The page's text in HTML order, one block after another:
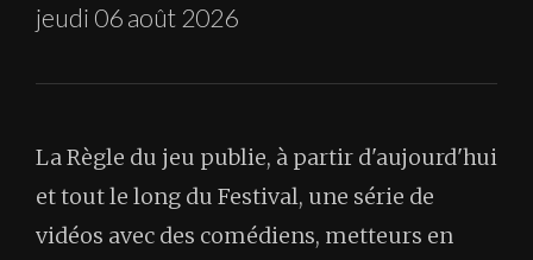
jeudi 06 août 2026
La Règle du jeu publie, à partir d'aujourd'hui
et tout le long du Festival, une série de
vidéos avec des comédiens, metteurs en